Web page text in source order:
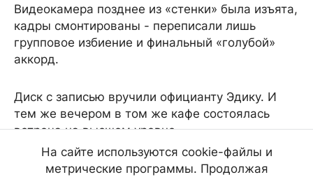
Видеокамера позднее из «стенки» была изъята,
кадры смонтированы - переписали лишь
групповое избиение и финальный «голубой»
аккорд.
Диск с записью вручили официанту Эдику. И
тем же вечером в том же кафе состоялась
встреча на высшем уровне.
- Ладно, братила, - мрачно изрек сутенер. -
На сайте используются cookie-файлы и
метрические программы. Продолжая